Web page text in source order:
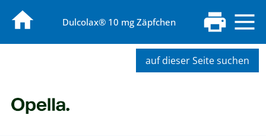
Dulcolax® 10 mg Zäpfchen
auf dieser Seite suchen